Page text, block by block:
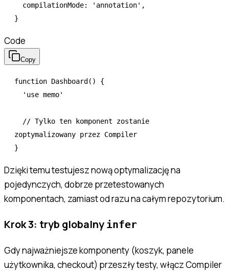
  compilationMode
: 'annotation' ,
}
Code
Copy
function Dashboard () {
  'use memo'
zoptymalizowany przez Compiler
}
Dzięki temu testujesz nową optymalizację na
pojedynczych, dobrze przetestowanych
komponentach, zamiast od razu na całym repozytorium.
Krok 3: tryb globalny infer
Gdy najważniejsze komponenty (koszyk, panele
użytkownika, checkout) przeszły testy, włącz Compiler